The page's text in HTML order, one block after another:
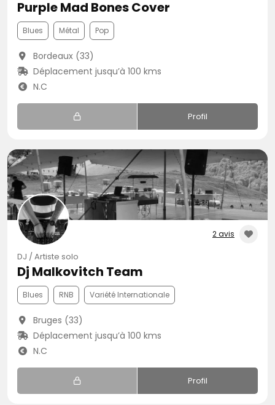
Purple Mad Bones Cover
Blues Métal Pop
Bordeaux (33)
Déplacement jusqu’à 100 kms
N.C
Profil
2 avis
DJ / Artiste solo
Dj Malkovitch Team
Blues RNB Variété Internationale
Bruges (33)
Déplacement jusqu’à 100 kms
N.C
Profil